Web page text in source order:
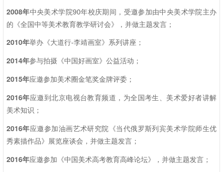
2008年中央美术学院90年校庆期间，受邀参加由中央美术学院主办
的《全国中等美术教育教学研讨会》，并做主题发言；
2010年举办《大道行-李靖画室》系列讲座；
2014年参与拍摄《中国好画室》公益活动；
2015年应邀参加美术圈金笔奖金牌评委；
2016年应邀到北京电视台教育频道，为全国考生、美术爱好者讲解
美术知识；
2016年应邀参加油画艺术研究院《当代俄罗斯列宾美术学院师生优
秀素描作品》展览座谈会，并做主题发言；
2016年应邀参加《中国美术高考教育高峰论坛》，并做主题发言；